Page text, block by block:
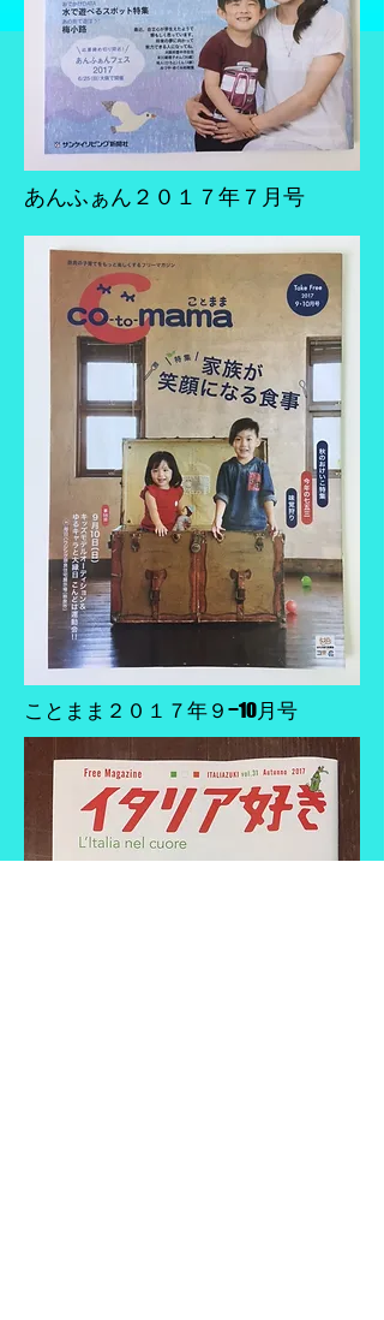
あんふぁん２０１７年７月号
ことまま２０１７年９−10月号